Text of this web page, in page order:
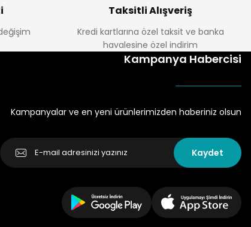
Taksitli Alışveriş
Kredi kartlarına özel taksit ve banka
havalesine özel indirim
Kampanya Habercisi
Kampanyalar ve en yeni ürünlerimizden haberiniz olsun
Kaydet